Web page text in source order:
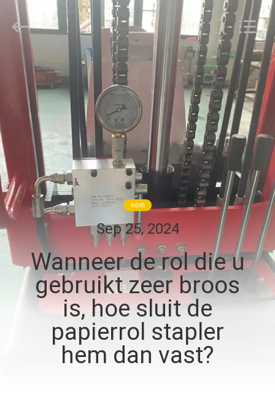
HUIS
PRODUCTEN
VIDEOS
ONGEVEER
ONS
FABRIEKSREIS
KWALITEITSCONTROLE
CONTACTEER
Taizhou
Kayond
Machinery
Co.,Ltd.
NEWS
Sep 25, 2024
Wanneer de rol die u
gebruikt zeer broos
is, hoe sluit de
papierrol stapler
hem dan vast?